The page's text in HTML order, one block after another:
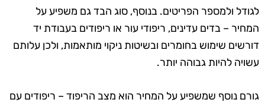
לגודל ולמספר הפריטים. בנוסף, סוג הבד גם משפיע על
המחיר – בדים עדינים, ריפודי עור או ריפודים בעבודת יד
דורשים שימוש בחומרים ובשיטות ניקוי מותאמות, ולכן עלותם
עשויה להיות גבוהה יותר.
גורם נוסף שמשפיע על המחיר הוא מצב הריפוד – ריפודים עם